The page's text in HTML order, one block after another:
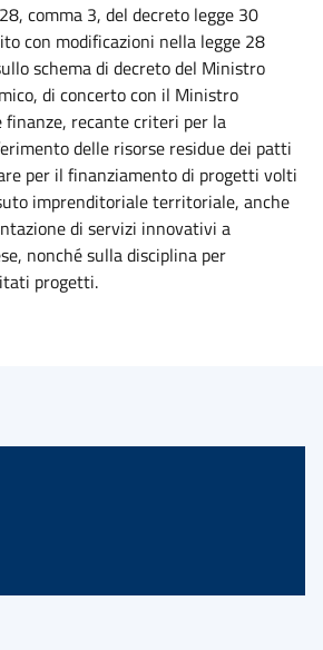
comma 3, del decreto legge 30
con modificazioni nella legge 28
schema di decreto del Ministro
di concerto con il Ministro
finanze, recante criteri per la
delle risorse residue dei patti
per il finanziamento di progetti volti
imprenditoriale territoriale, anche
di servizi innovativi a
nonché sulla disciplina per
progetti.